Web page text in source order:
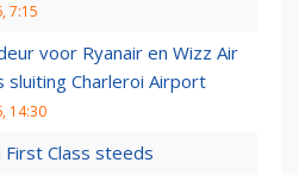
7:15
voor Ryanair en Wizz Air
sluiting Charleroi Airport
14:30
First Class steeds